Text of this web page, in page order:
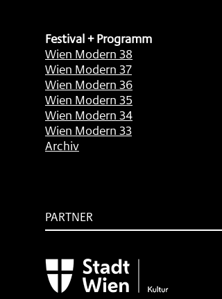
Festival + Programm
Wien Modern 38
Wien Modern 37
Wien Modern 36
Wien Modern 35
Wien Modern 34
Wien Modern 33
Archiv
PARTNER